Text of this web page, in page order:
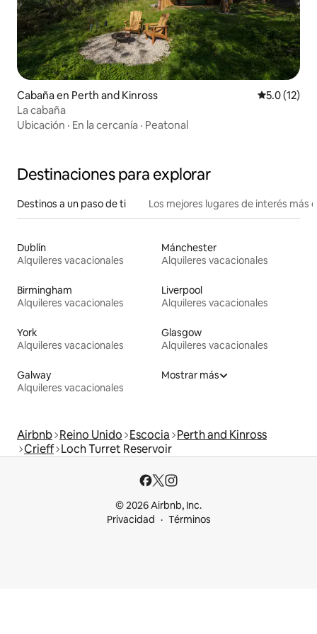
Cabaña en Perth and Kinross Calificación
5.0 (12)
La cabaña
Ubicación · En la cercanía · Peatonal
Destinaciones para explorar
Destinos a un paso de ti Los mejores lugares de interés más
Dublín
Alquileres vacacionales
Mánchester
Alquileres vacacionales
Birmingham
Alquileres vacacionales
Liverpool
Alquileres vacacionales
York
Alquileres vacacionales
Glasgow
Alquileres vacacionales
Galway
Alquileres vacacionales
Mostrar más
Airbnb Reino Unido Escocia Perth and Kinross
Crieff Loch Turret Reservoir
© 2026 Airbnb, Inc.
Privacidad
Términos